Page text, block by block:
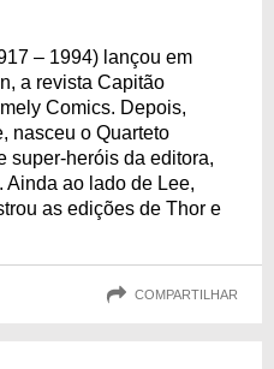
– 1994) lançou em
a revista Capitão
Comics. Depois,
nasceu o Quarteto
super-heróis da editora,
Ainda ao lado de Lee,
as edições de Thor e
COMPARTILHAR